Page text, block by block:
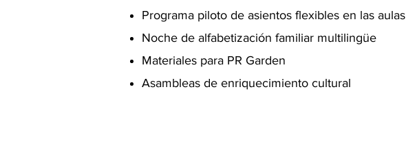
Programa piloto de asientos flexibles en las aulas
Noche de alfabetización familiar multilingüe
Materiales para PR Garden
Asambleas de enriquecimiento cultural